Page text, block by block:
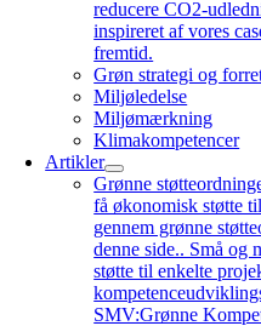
reducere CO2-
inspireret af vores
fremtid.
Grøn strategi og
Miljøledelse
Miljømærkning
Klimakompetencer
Artikler
Grønne
få økonomisk støtte
gennem grønne
denne side.. Små og
støtte til enkelte
SMV:Grønne